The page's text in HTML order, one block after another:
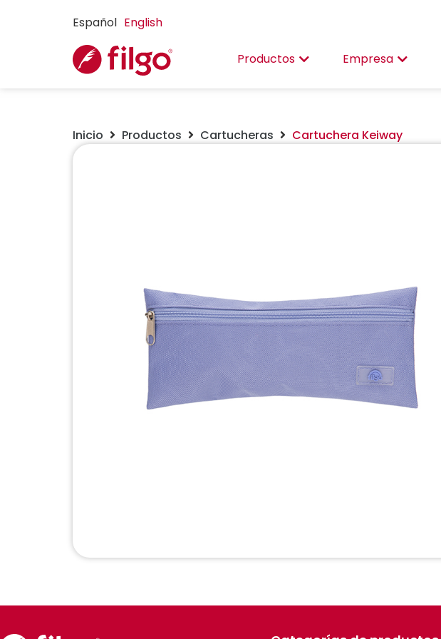
Español English
Productos Empresa
Inicio Productos Cartucheras Cartuchera Keiway